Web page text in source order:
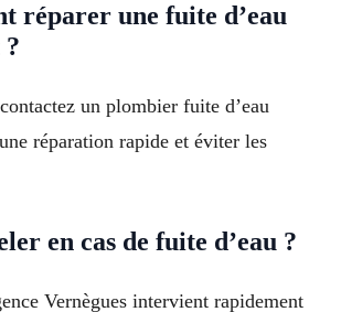
réparer une fuite d’eau
un plombier fuite d’eau
réparation rapide et éviter les
en cas de fuite d’eau ?
Vernègues intervient rapidement